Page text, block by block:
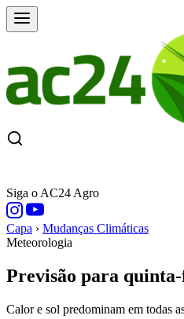
Siga o AC24 Agro
Capa › Mudanças Climáticas
Meteorologia
Previsão para
Calor e sol predominam em todas